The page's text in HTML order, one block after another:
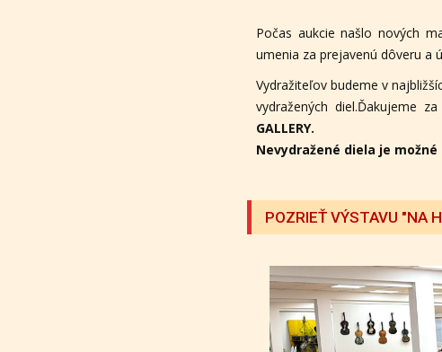
Počas aukcie našlo nových
umenia za prejavenú dôveru a
Vydražiteľov budeme v
vydražených diel.Ďakujeme
GALLERY.
Nevydražené diela je
POZRIEŤ VÝSTAVU "NA